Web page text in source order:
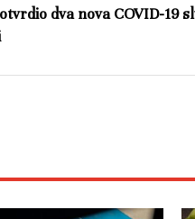
dva nova COVID-19